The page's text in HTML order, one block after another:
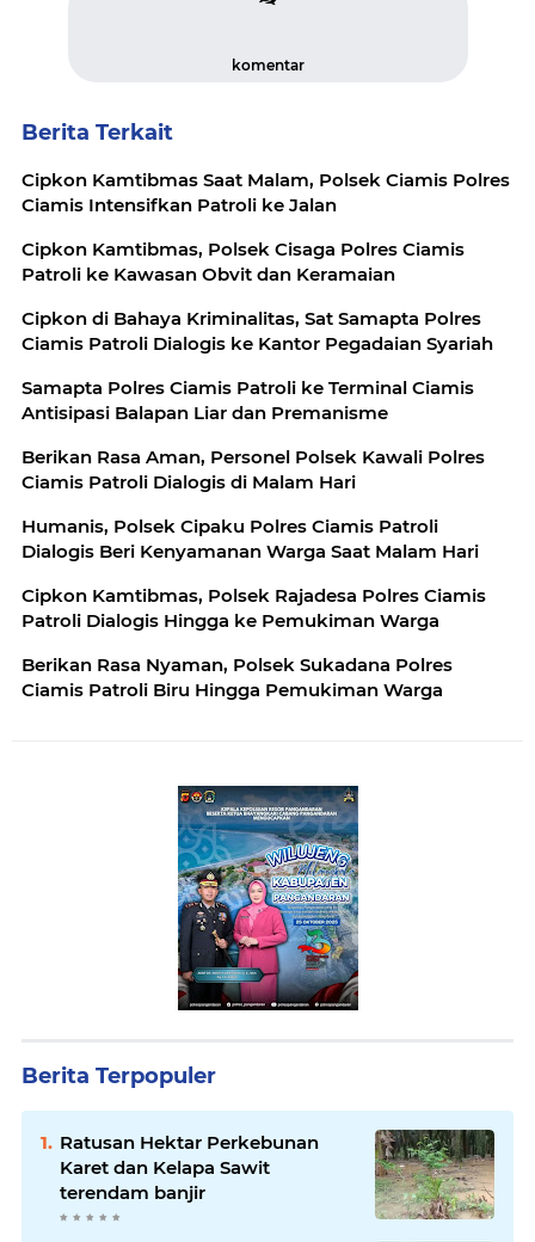
komentar
Berita Terkait
Cipkon Kamtibmas Saat Malam, Polsek Ciamis Polres
Ciamis Intensifkan Patroli ke Jalan
Cipkon Kamtibmas, Polsek Cisaga Polres Ciamis
Patroli ke Kawasan Obvit dan Keramaian
Cipkon di Bahaya Kriminalitas, Sat Samapta Polres
Ciamis Patroli Dialogis ke Kantor Pegadaian Syariah
Samapta Polres Ciamis Patroli ke Terminal Ciamis
Antisipasi Balapan Liar dan Premanisme
Berikan Rasa Aman, Personel Polsek Kawali Polres
Ciamis Patroli Dialogis di Malam Hari
Humanis, Polsek Cipaku Polres Ciamis Patroli
Dialogis Beri Kenyamanan Warga Saat Malam Hari
Cipkon Kamtibmas, Polsek Rajadesa Polres Ciamis
Patroli Dialogis Hingga ke Pemukiman Warga
Berikan Rasa Nyaman, Polsek Sukadana Polres
Ciamis Patroli Biru Hingga Pemukiman Warga
Berita Terpopuler
Ratusan Hektar Perkebunan
Karet dan Kelapa Sawit
terendam banjir